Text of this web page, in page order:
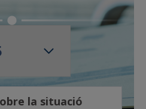
la situació